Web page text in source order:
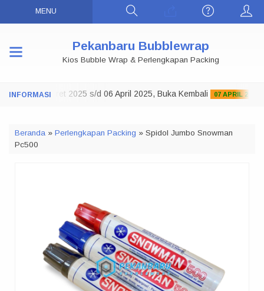
MENU
Pekanbaru Bubblewrap
Kios Bubble Wrap & Perlengkapan Packing
29 Maret 2025 s/d 06 April 2025, Buka Kembali 07 APRIL 2025
Beranda » Perlengkapan Packing » Spidol Jumbo Snowman
Pc500